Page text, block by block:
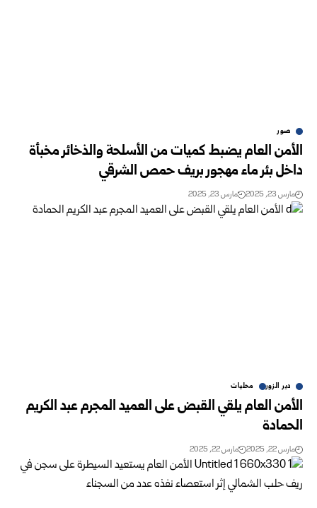
صور
الأمن العام يضبط كميات من الأسلحة والذخائر مخبأة
داخل بئر ماء مهجور بريف حمص الشرقي
مارس 23, 2025 مارس 23, 2025
دير الزور محليات
الأمن العام يلقي القبض على العميد المجرم عبد الكريم
الحمادة
مارس 22, 2025 مارس 22, 2025